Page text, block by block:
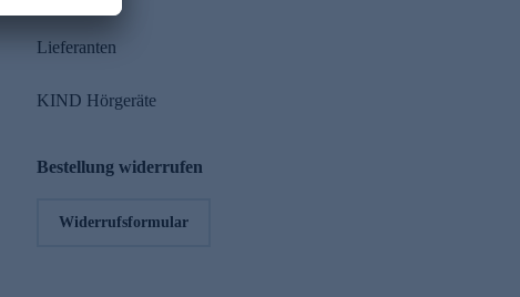
Lieferanten
KIND Hörgeräte
Bestellung widerrufen
Widerrufsformular